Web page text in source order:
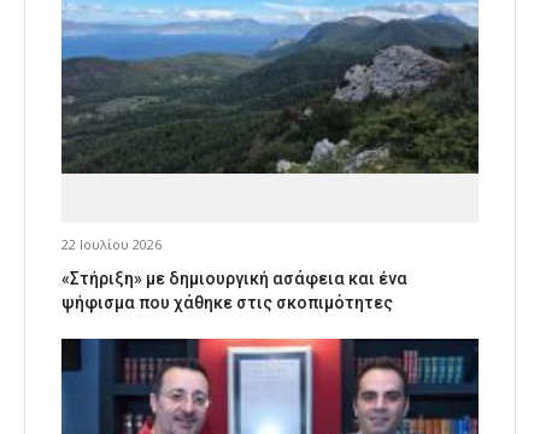
22 Ιουλίου 2026
«Στήριξη» με δημιουργική ασάφεια και ένα
ψήφισμα που χάθηκε στις σκοπιμότητες